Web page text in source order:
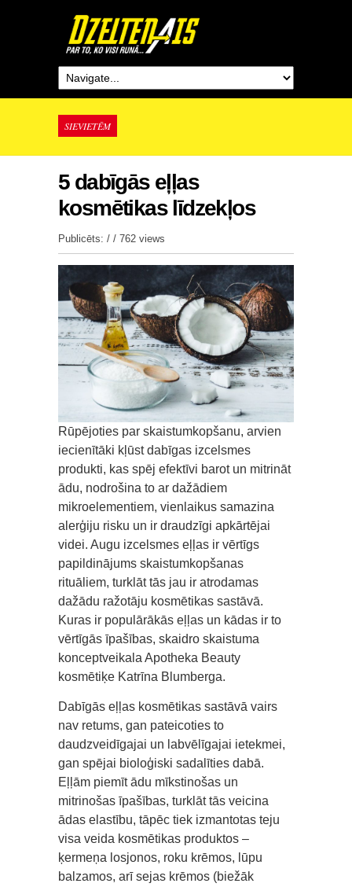
SIEVIETĒM
5 dabīgās eļļas
kosmētikas līdzekļos
Publicēts: / / 762 views
Rūpējoties par skaistumkopšanu, arvien
iecienītāki kļūst dabīgas izcelsmes
produkti, kas spēj efektīvi barot un mitrināt
ādu, nodrošina to ar dažādiem
mikroelementiem, vienlaikus samazina
alerģiju risku un ir draudzīgi apkārtējai
videi. Augu izcelsmes eļļas ir vērtīgs
papildinājums skaistumkopšanas
rituāliem, turklāt tās jau ir atrodamas
dažādu ražotāju kosmētikas sastāvā.
Kuras ir populārākās eļļas un kādas ir to
vērtīgās īpašības, skaidro skaistuma
konceptveikala Apotheka Beauty
kosmētiķe Katrīna Blumberga.
Dabīgās eļļas kosmētikas sastāvā vairs
nav retums, gan pateicoties to
daudzveidīgajai un labvēlīgajai ietekmei,
gan spējai bioloģiski sadalīties dabā.
Eļļām piemīt ādu mīkstinošas un
mitrinošas īpašības, turklāt tās veicina
ādas elastību, tāpēc tiek izmantotas teju
visa veida kosmētikas produktos –
ķermeņa losjonos, roku krēmos, lūpu
balzamos, arī sejas krēmos (biežāk